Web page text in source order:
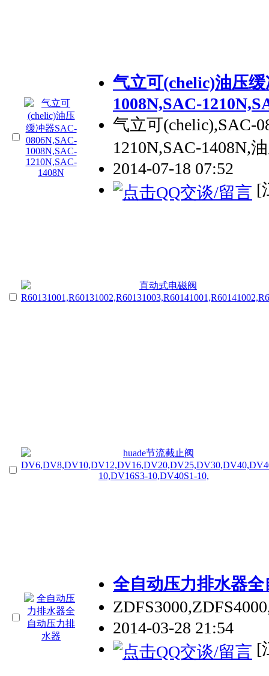
气立可(chelic)油压
1008N,SAC-
气立可(chelic),SAC-
1210N,SAC-1408N,
2014-07-18 07:52
[
全自动压力排水器
2014-03-28 21:54
[